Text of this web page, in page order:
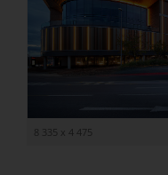
8 335 x 4 475